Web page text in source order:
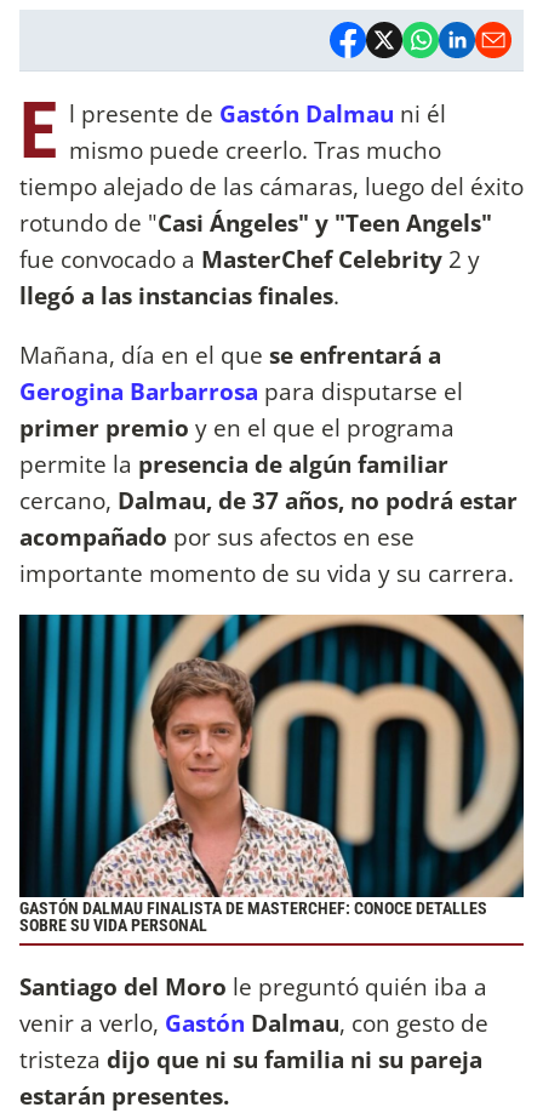
E l presente de Gastón Dalmau ni él
mismo puede creerlo. Tras mucho
tiempo alejado de las cámaras, luego del éxito
rotundo de "Casi Ángeles" y "Teen Angels"
fue convocado a MasterChef Celebrity 2 y
llegó a las instancias finales.
Mañana, día en el que se enfrentará a
Gerogina Barbarrosa para disputarse el
primer premio y en el que el programa
permite la presencia de algún familiar
cercano, Dalmau, de 37 años, no podrá estar
acompañado por sus afectos en ese
importante momento de su vida y su carrera.
GASTÓN DALMAU FINALISTA DE MASTERCHEF: CONOCE DETALLES
SOBRE SU VIDA PERSONAL
Santiago del Moro le preguntó quién iba a
venir a verlo, Gastón Dalmau, con gesto de
tristeza dijo que ni su familia ni su pareja
estarán presentes.